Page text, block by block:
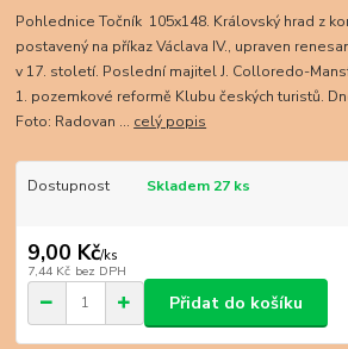
Pohlednice Točník 105x148. Královský hrad z
postavený na příkaz Václava IV., upraven
v 17. století. Poslední majitel J. Colloredo-
1. pozemkové reformě Klubu českých turistů.
Foto: Radovan ... celý popis
Dostupnost Skladem 27 ks
9,00 Kč/ks
7,44 Kč bez DPH
Přidat do košíku